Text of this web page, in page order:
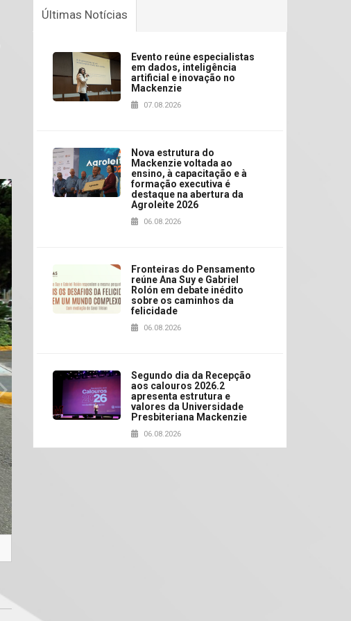
Últimas Notícias
Evento reúne especialistas
em dados, inteligência
artificial e inovação no
Mackenzie
07.08.2026
Nova estrutura do
Mackenzie voltada ao
ensino, à capacitação e à
formação executiva é
destaque na abertura da
Agroleite 2026
06.08.2026
Fronteiras do Pensamento
reúne Ana Suy e Gabriel
Rolón em debate inédito
sobre os caminhos da
felicidade
06.08.2026
Segundo dia da Recepção
aos calouros 2026.2
apresenta estrutura e
valores da Universidade
Presbiteriana Mackenzie
06.08.2026